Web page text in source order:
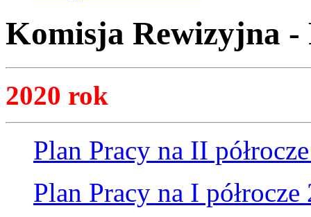
Komisja Rewizyjna -
2020 rok
Plan Pracy na II
Plan Pracy na I półrocze